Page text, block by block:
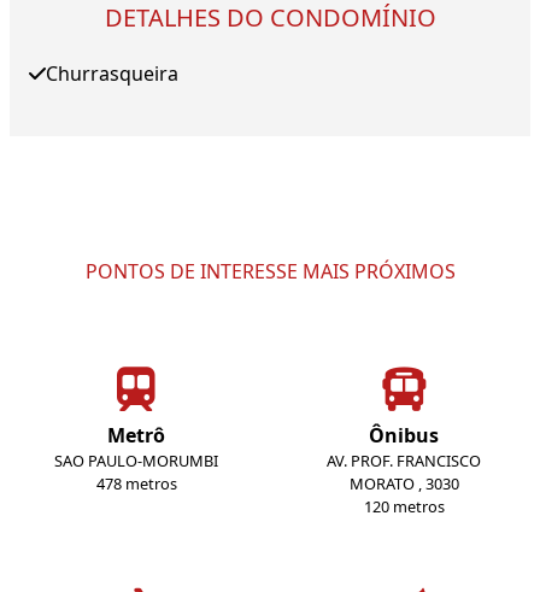
DETALHES DO CONDOMÍNIO
Churrasqueira
PONTOS DE INTERESSE MAIS PRÓXIMOS
Metrô
SAO PAULO-MORUMBI
478 metros
Ônibus
AV. PROF. FRANCISCO
MORATO , 3030
120 metros